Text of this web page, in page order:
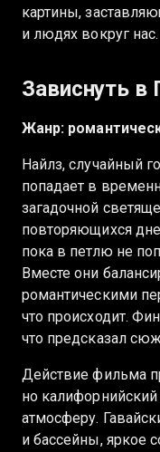
картины,
и людях вокруг нас.
Зависнуть в
Жанр:
Найлз, случайный
попадает в
загадочной
повторяющихся
пока в петлю не
Вместе они
романтическими
что происходит.
что предсказал
Действие фильма
но
атмосферу.
и бассейны, яркое